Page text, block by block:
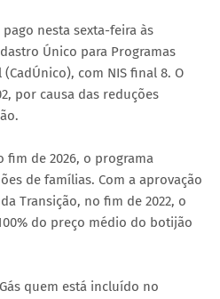
nesta sexta-feira às
Único para Programas
com NIS final 8. O
por causa das reduções
fim de 2026, o programa
de famílias. Com a aprovação
Transição, no fim de 2022, o
do preço médio do botijão
quem está incluído no